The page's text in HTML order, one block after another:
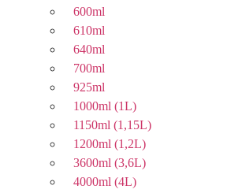
600ml
610ml
640ml
700ml
925ml
1000ml (1L)
1150ml (1,15L)
1200ml (1,2L)
3600ml (3,6L)
4000ml (4L)